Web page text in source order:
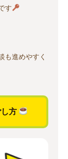
す
も進めやすく
方